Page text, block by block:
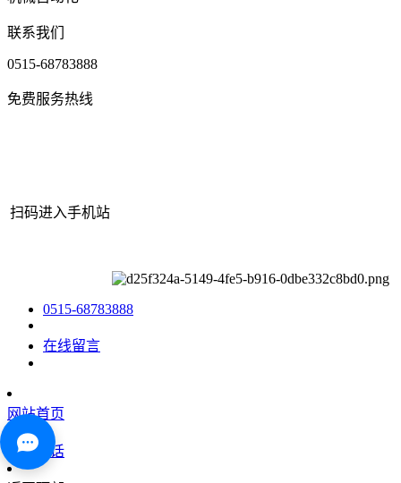
联系我们
0515-68783888
免费服务热线
扫码进入手机站
0515-68783888
在线留言
网站首页
咨询电话